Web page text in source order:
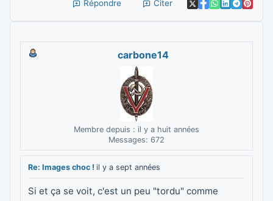
Répondre Citer
carbone14
Membre depuis : il y a huit années
Messages: 672
Re: Images choc ! il y a sept années
Si et ça se voit, c'est un peu "tordu" comme